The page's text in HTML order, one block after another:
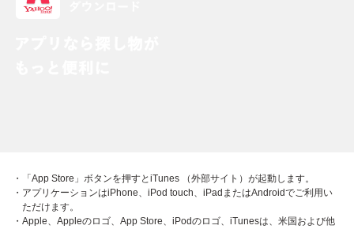
・「App Store」ボタンを押すとiTunes （外部サイト）が起動します。
・アプリケーションはiPhone、iPod touch、iPadまたはAndroidでご利用い
ただけます。
・Apple、Appleのロゴ、App Store、iPodのロゴ、iTunesは、米国および他